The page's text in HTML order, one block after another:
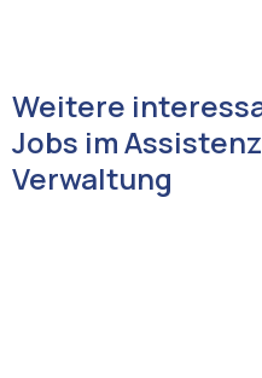
Weitere
Jobs im
Verwaltung